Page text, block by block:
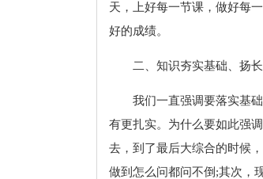
天，上好每一节课，做好每
好的成绩。
二、知识夯实基础、扬
我们一直强调要落实基
有更扎实。为什么要如此强
去，到了最后大综合的时候
做到怎么问都问不倒;其次，